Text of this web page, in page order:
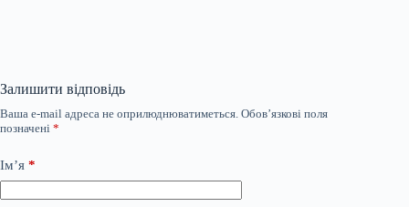
Залишити відповідь
Ваша e-mail адреса не оприлюднюватиметься. Обов’язкові поля
позначені *
Ім’я *